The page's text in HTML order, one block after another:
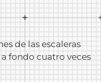
de las escaleras
fondo cuatro veces